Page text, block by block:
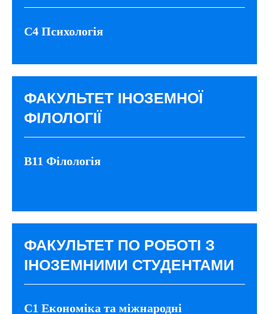
C4 Психологія
ФАКУЛЬТЕТ ІНОЗЕМНОЇ
ФІЛОЛОГІЇ
B11 Філологія
ФАКУЛЬТЕТ ПО РОБОТІ З
ІНОЗЕМНИМИ СТУДЕНТАМИ
C1 Економіка та міжнародні